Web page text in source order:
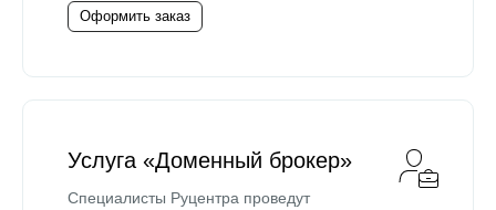
Оформить заказ
Услуга «Доменный брокер»
Специалисты Руцентра проведут